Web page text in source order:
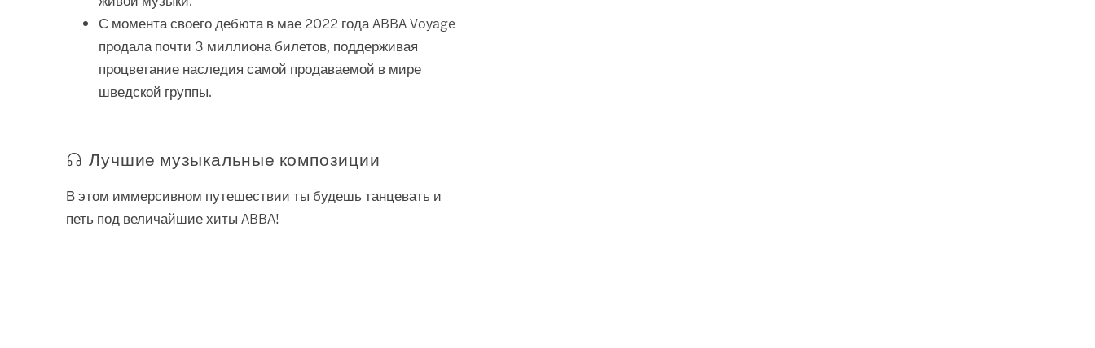
С момента своего дебюта в мае 2022 года ABBA Voyage
продала почти 3 миллиона билетов, поддерживая
процветание наследия самой продаваемой в мире
шведской группы.
Лучшие музыкальные композиции
В этом иммерсивном путешествии ты будешь танцевать и
петь под величайшие хиты ABBA!